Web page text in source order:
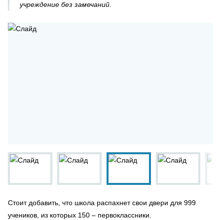
учреждение без замечаний.
Стоит добавить, что школа распахнет свои двери для 999
учеников, из которых 150 – первоклассники.